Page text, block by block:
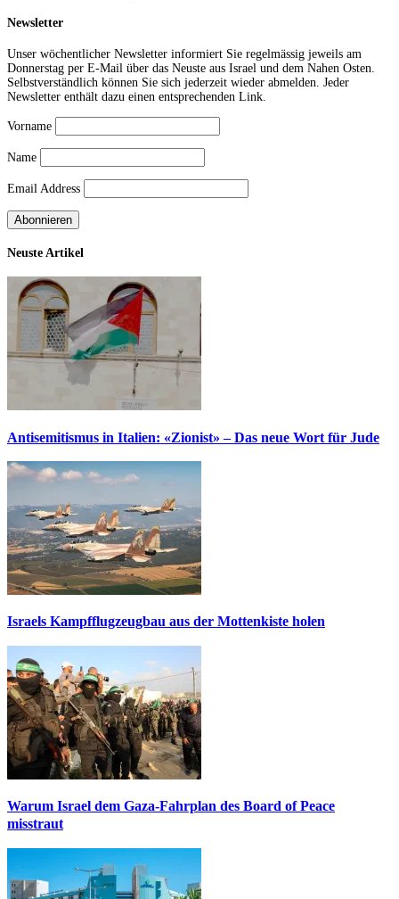
Newsletter
Unser wöchentlicher Newsletter informiert Sie regelmässig jeweils am
Donnerstag per E-Mail über das Neuste aus Israel und dem Nahen Osten.
Selbstverständlich können Sie sich jederzeit wieder abmelden. Jeder
Newsletter enthält dazu einen entsprechenden Link.
Vorname
Name
Email Address
Neuste Artikel
Antisemitismus in Italien: «Zionist» – Das neue Wort für Jude
Israels Kampfflugzeugbau aus der Mottenkiste holen
Warum Israel dem Gaza-Fahrplan des Board of Peace
misstraut